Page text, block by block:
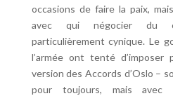
occasions de faire la paix,
avec qui négocier du
particulièrement cynique. Le
l’armée ont tenté
version des Accords d’Oslo –
pour toujours, mais avec